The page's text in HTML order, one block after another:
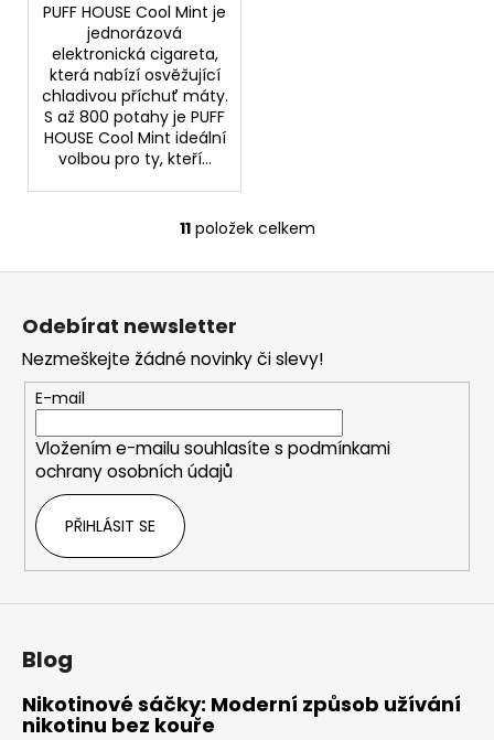
PUFF HOUSE Cool Mint je
jednorázová
elektronická cigareta,
která nabízí osvěžující
chladivou příchuť máty.
S až 800 potahy je PUFF
HOUSE Cool Mint ideální
volbou pro ty, kteří...
O
v
a
c
í
p
r
ý
p
11položek celkem
Odebírat newsletter
Nezmeškejte žádné novinky či slevy!
E-mail
Vložením e-mailu souhlasíte s podmínkami
ochrany osobních údajů
PŘIHLÁSIT SE
Blog
Nikotinové sáčky: Moderní způsob užívání
nikotinu bez kouře